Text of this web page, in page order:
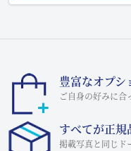
豊富なオプシ
ご自身の好みに合
すべてが正規
掲載写真と同じド